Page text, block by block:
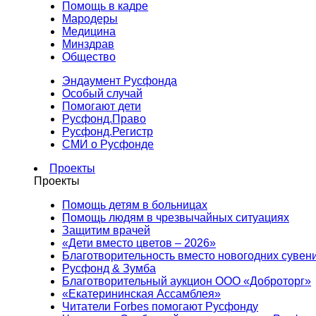
Помощь в кадре
Мародеры
Медицина
Минздрав
Общество
Эндаумент Русфонда
Особый случай
Помогают дети
Русфонд.Право
Русфонд.Регистр
СМИ о Русфонде
Проекты
Проекты
Помощь детям в больницах
Помощь людям в чрезвычайных ситуациях
Защитим врачей
«Дети вместо цветов – 2026»
Благотворительность вместо новогодних
Русфонд & Зумба
Благотворительный аукцион ООО «Доброторг»
«Екатерининская Ассамблея»
Читатели Forbes помогают Русфонду